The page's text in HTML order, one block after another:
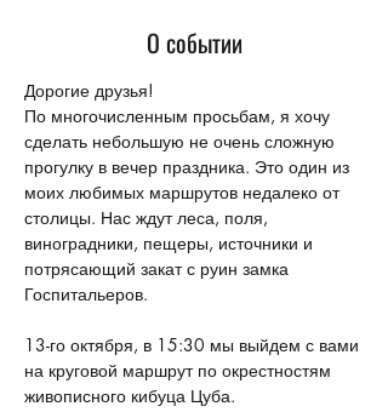
О событии
Дорогие друзья!
По многочисленным просьбам, я хочу
сделать небольшую не очень сложную
прогулку в вечер праздника. Это один из
моих любимых маршрутов недалеко от
столицы. Нас ждут леса, поля,
виноградники, пещеры, источники и
потрясающий закат с руин замка
Госпитальеров.
13-го октября, в 15:30 мы выйдем с вами
на круговой маршрут по окрестностям
живописного кибуца Цуба.